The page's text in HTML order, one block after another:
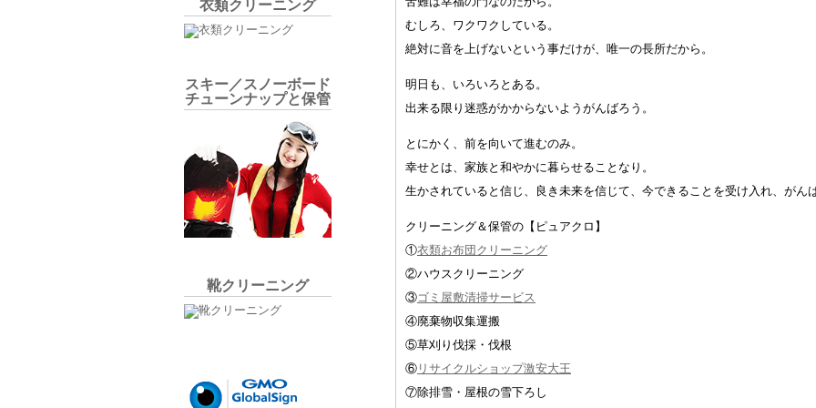
衣類クリーニング
スキー／スノーボード
チューンナップと保管
靴クリーニング
むしろ、ワクワクしている。
絶対に音を上げないという事だけが、唯一の長所だから。
明日も、いろいろとある。
出来る限り迷惑がかからないようがんばろう。
とにかく、前を向いて進むのみ。
幸せとは、家族と和やかに暮らせることなり。
生かされていると信じ、良き未来を信じて、今できることを受け入れ、がん
クリーニング＆保管の【ピュアクロ】
①衣類お布団クリーニング
②ハウスクリーニング
③ゴミ屋敷清掃サービス
④廃棄物収集運搬
⑤草刈り伐採・伐根
⑥ リサイクルショップ激安大王
⑦除排雪・屋根の雪下ろし